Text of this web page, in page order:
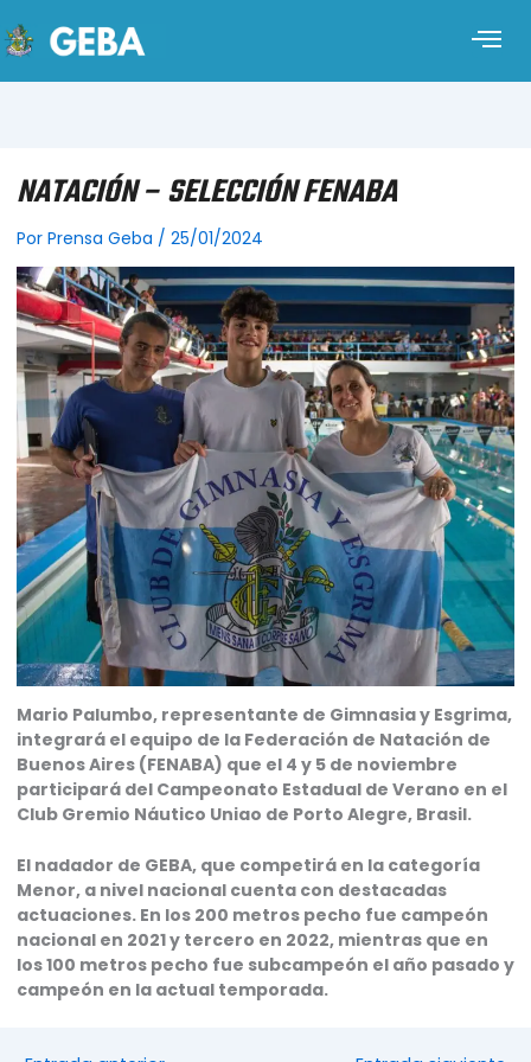
NATACIÓN – SELECCIÓN FENABA
Por Prensa Geba / 25/01/2024
Mario Palumbo, representante de Gimnasia y Esgrima,
integrará el equipo de la Federación de Natación de
Buenos Aires (FENABA) que el 4 y 5 de noviembre
participará del Campeonato Estadual de Verano en el
Club Gremio Náutico Uniao de Porto Alegre, Brasil.
El nadador de GEBA, que competirá en la categoría
Menor, a nivel nacional cuenta con destacadas
actuaciones. En los 200 metros pecho fue campeón
nacional en 2021 y tercero en 2022, mientras que en
los 100 metros pecho fue subcampeón el año pasado y
campeón en la actual temporada.